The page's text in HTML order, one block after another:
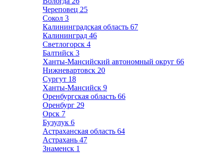
Череповец 25
Сокол 3
Калининградская область 67
Калининград 46
Светлогорск 4
Балтийск 3
Ханты-Мансийский автономный округ 66
Нижневартовск 20
Сургут 18
Ханты-Мансийск 9
Оренбургская область 66
Оренбург 29
Орск 7
Бузулук 6
Астраханская область 64
Астрахань 47
Знаменск 1